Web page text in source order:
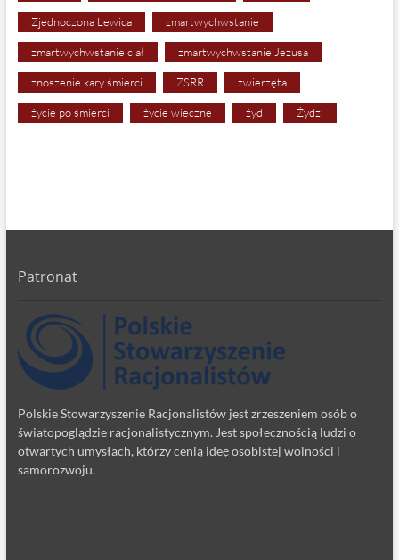
Zjednoczona Lewica zmartwychwstanie
zmartwychwstanie ciał zmartwychwstanie Jezusa
znoszenie kary śmierci ZSRR zwierzęta
życie po śmierci życie wieczne żyd Żydzi
Patronat
Polskie Stowarzyszenie Racjonalistów jest zrzeszeniem osób o
światopoglądzie racjonalistycznym. Jest społecznością ludzi o
otwartych umysłach, którzy cenią ideę osobistej wolności i
samorozwoju.